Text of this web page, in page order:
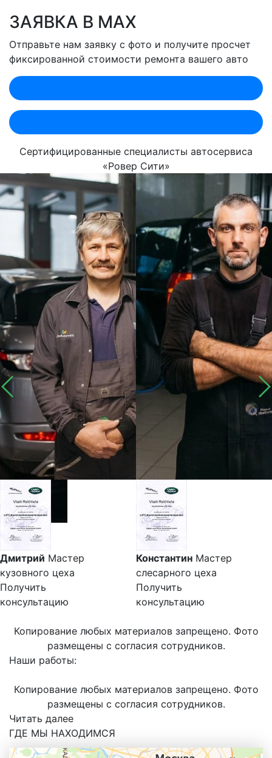
ЗАЯВКА В MAX
Отправьте нам заявку с фото и получите просчет
фиксированной стоимости ремонта вашего авто
Сертифицированные специалисты автосервиса
«Ровер Сити»
Дмитрий Мастер
кузовного цеха
Получить
консультацию
Константин Мастер
слесарного цеха
Получить
консультацию
Копирование любых материалов запрещено. Фото
размещены с согласия сотрудников.
Наши работы:
Копирование любых материалов запрещено. Фото
размещены с согласия сотрудников.
Читать далее
ГДЕ МЫ НАХОДИМСЯ